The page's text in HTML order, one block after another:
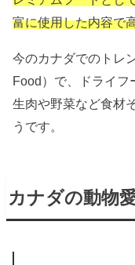
富に使用した内容で
今のカナダでのトレ
Food）で、ドライフ
生肉や野菜など食材
うです。
カナダの動物